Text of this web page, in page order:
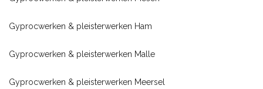
Gyprocwerken & pleisterwerken Ham
Gyprocwerken & pleisterwerken Malle
Gyprocwerken & pleisterwerken Meersel